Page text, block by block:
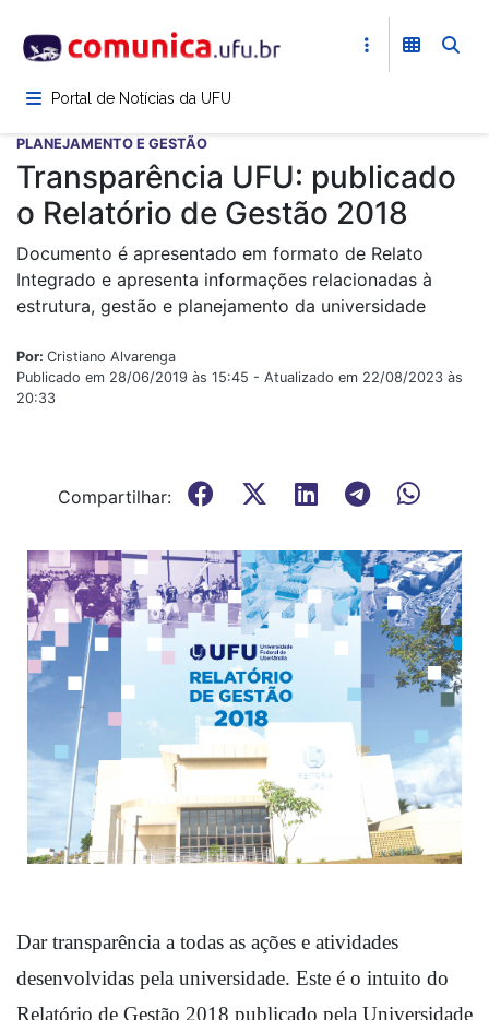
para
conteúdoPortal de Notícias da UFU
PLANEJAMENTO E GESTÃO
Transparência UFU: publicado
o Relatório de Gestão 2018
Documento é apresentado em formato de Relato
Integrado e apresenta informações relacionadas à
estrutura, gestão e planejamento da universidade
Por: Cristiano Alvarenga
Publicado em 28/06/2019 às 15:45 - Atualizado em 22/08/2023 às
20:33
Compartilhar:
Dar transparência a todas as ações e atividades
desenvolvidas pela universidade. Este é o intuito do
Relatório de Gestão 2018 publicado pela Universidade